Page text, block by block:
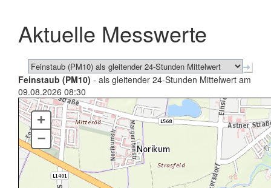
schließen
Aktuelle Messwerte
Feinstaub (PM10) - als gleitender 24-Stunden Mittelwert am
09.08.2026 08:30
+
–